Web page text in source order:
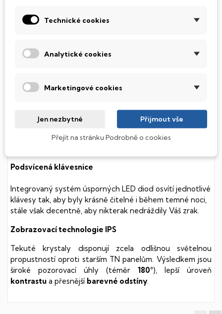
Tento notebook je vybaven
diskem, který na rozdíl od starších magnetických HDD
součástmi a je tak mnohem méně náchylný
k mechanickému poškození. Díky použití elektronické
soustavy je tento disk mnohemtiššía především nabízí
Podsvícená klávesnice
Integrovaný systém úsporných LED diod osvítí jednotlivé
klávesy tak, aby byly krásně čitelné i během temné noci,
stále však decentně, aby nikterak nedráždily Váš zrak.
Zobrazovací technologie IPS
Tekuté krystaly disponují zcela odlišnou světelnou
propustností oproti starším TN panelům. Výsledkem jsou
široké pozorovací úhly (téměr 180°), lepší úroveň
kontrastu a přesnější barevné odstíny
Technické cookies
Analytické cookies
Marketingové cookies
Jen nezbytné Přijmout vše
Přejít na stránku Podrobně o cookies